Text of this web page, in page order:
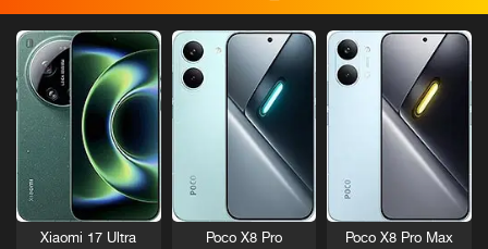
Poco X8 Pro Max
Poco X8 Pro
Xiaomi 17 Ultra